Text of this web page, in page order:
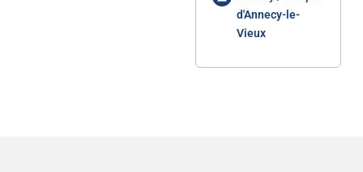
d'Annecy-le-
Vieux